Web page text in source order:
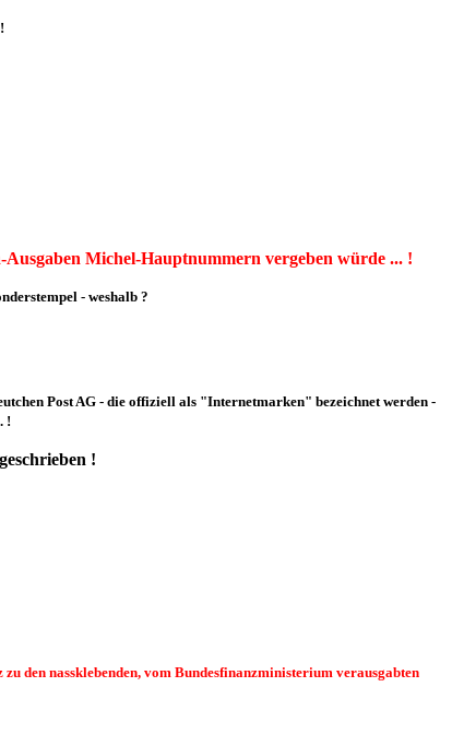
Michel-Hauptnummern vergeben würde ... !
- weshalb ?
Post AG - die offiziell als "Internetmarken" bezeichnet werden -
!
!
den nassklebenden, vom Bundesfinanzministerium verausgabten